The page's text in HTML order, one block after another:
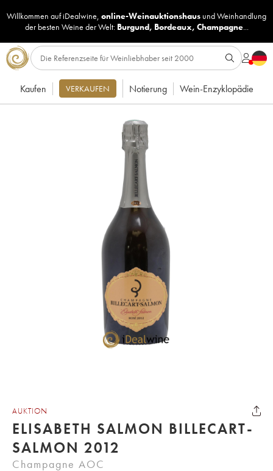
Willkommen auf iDealwine, online-Weinauktionshaus undWeinhandlung
der besten Weine der Welt: Burgund, Bordeaux, Champagne...
Kaufen VERKAUFEN Notierung Wein-Enzyklopädie
AUKTION
ELISABETH SALMON BILLECART-
SALMON 2012
Champagne AOC